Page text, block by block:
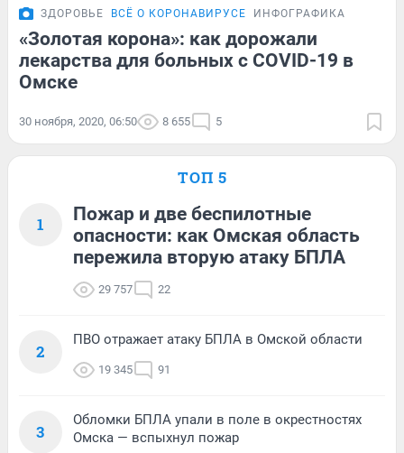
ЗДОРОВЬЕ ВСЁ О КОРОНАВИРУСЕ ИНФОГРАФИКА
«Золотая корона»: как дорожали
лекарства для больных с COVID-19 в
Омске
30 ноября, 2020, 06:50 8 655 5
ТОП 5
1
Пожар и две беспилотные
опасности: как Омская область
пережила вторую атаку БПЛА
29 757 22
2
ПВО отражает атаку БПЛА в Омской области
19 345 91
3
Обломки БПЛА упали в поле в окрестностях
Омска — вспыхнул пожар